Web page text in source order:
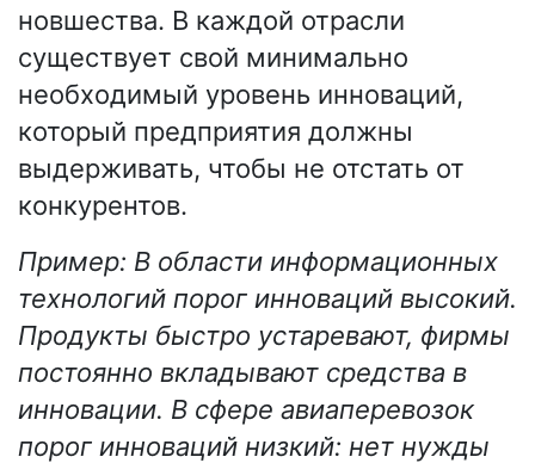
новшества. В каждой отрасли
существует свой минимально
необходимый уровень инноваций,
который предприятия должны
выдерживать, чтобы не отстать от
конкурентов.
Пример: В области информационных
технологий порог инноваций высокий.
Продукты быстро устаревают, фирмы
постоянно вкладывают средства в
инновации. В сфере авиаперевозок
порог инноваций низкий: нет нужды